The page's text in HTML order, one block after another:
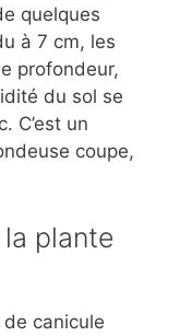
quelques
à 7 cm, les
profondeur,
du sol se
C’est un
coupe,
plante
canicule